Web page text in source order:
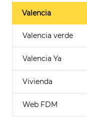
Valencia
Valencia verde
Valencia Ya
Vivienda
Web FDM